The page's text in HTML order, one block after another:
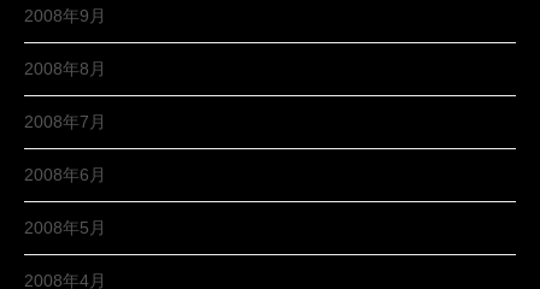
2008年9月
2008年8月
2008年7月
2008年6月
2008年5月
2008年4月